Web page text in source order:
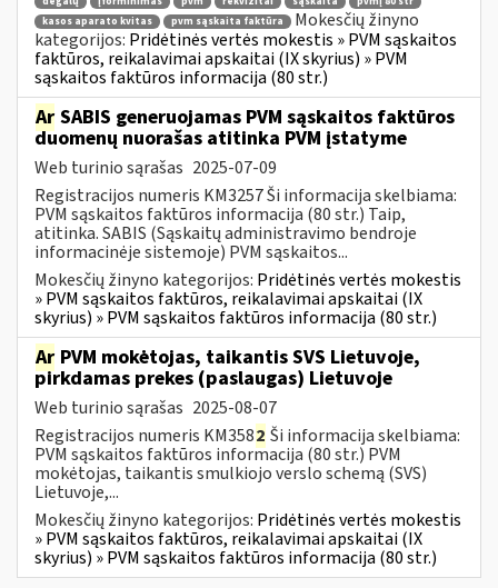
kasos aparato kvitas
pvm sąskaita faktūra
Mokesčių žinyno
kategorijos: Pridėtinės vertės mokestis » PVM sąskaitos
faktūros, reikalavimai apskaitai (IX skyrius) » PVM
sąskaitos faktūros informacija (80 str.)
Ar SABIS generuojamas PVM sąskaitos faktūros
duomenų nuorašas atitinka PVM įstatyme
Web turinio sąrašas 2025-07-09
Registracijos numeris KM3257 Ši informacija skelbiama:
PVM sąskaitos faktūros informacija (80 str.) Taip,
atitinka. SABIS (Sąskaitų administravimo bendroje
informacinėje sistemoje) PVM sąskaitos...
Mokesčių žinyno kategorijos: Pridėtinės vertės mokestis
» PVM sąskaitos faktūros, reikalavimai apskaitai (IX
skyrius) » PVM sąskaitos faktūros informacija (80 str.)
Ar PVM mokėtojas, taikantis SVS Lietuvoje,
pirkdamas prekes (paslaugas) Lietuvoje
Web turinio sąrašas 2025-08-07
Registracijos numeris KM3582 Ši informacija skelbiama:
PVM sąskaitos faktūros informacija (80 str.) PVM
mokėtojas, taikantis smulkiojo verslo schemą (SVS)
Lietuvoje,...
Mokesčių žinyno kategorijos: Pridėtinės vertės mokestis
» PVM sąskaitos faktūros, reikalavimai apskaitai (IX
skyrius) » PVM sąskaitos faktūros informacija (80 str.)